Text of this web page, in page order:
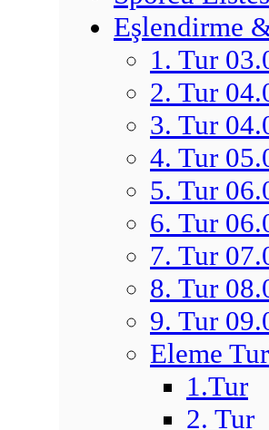
Eşlendirme
1. Tur
2. Tur
3. Tur
4. Tur
5. Tur
6. Tur
7. Tur
8. Tur
9. Tur
Eleme
1.Tur
2. Tur